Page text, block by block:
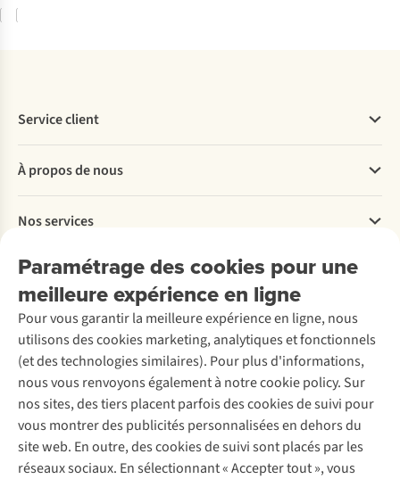
Paramétrage des cookies pour une
meilleure expérience en ligne
Pour vous garantir la meilleure expérience en ligne, nous
utilisons des cookies marketing, analytiques et fonctionnels
(et des technologies similaires). Pour plus d'informations,
nous vous renvoyons également à notre cookie policy. Sur
nos sites, des tiers placent parfois des cookies de suivi pour
vous montrer des publicités personnalisées en dehors du
site web. En outre, des cookies de suivi sont placés par les
réseaux sociaux. En sélectionnant « Accepter tout », vous
Service client
Commander
Payer
Livraison
Rétractation d'une commande
Entretien & réparations
Garantie
Contactez-nous
À propos de nous
Explore More
À propos d’Ayacucho
Nos magasins
À propos d’A.S.Adventure
Déclaration d'accessibilité
Nos services
Location / Location sports d’hiver
Entretien de ski
Service de lavage
Entretien de chaussures
Réparation de chaussures
Réparation de vêtements
Retouches
Pour les entreprises
Découvrez
A.S.Magazine
Explore Camp
Gear Check
Expertise & conseils
Abonnez-vous à la newsletter
Suivez-nous